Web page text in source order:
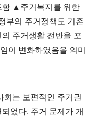
함 ▲주거복지를 위한
부의 주거정책도 기존
주거생활 전반을 포
이 변화하였음을 의미
회는 보편적인 주거권
었다. 주거 문제가 개